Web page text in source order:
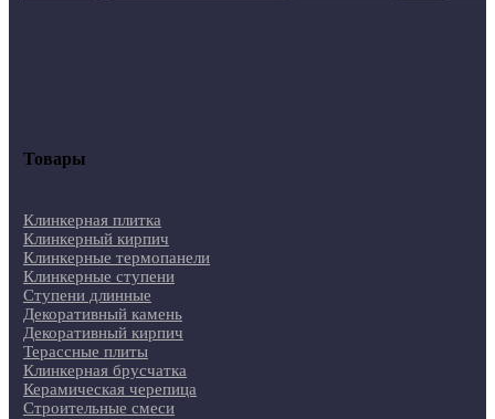
Товары
Клинкерная плитка
Клинкерный кирпич
Клинкерные термопанели
Клинкерные ступени
Ступени длинные
Декоративный камень
Декоративный кирпич
Терассные плиты
Клинкерная брусчатка
Керамическая черепица
Строительные смеси